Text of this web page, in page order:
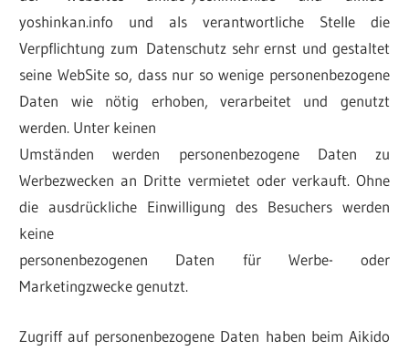
yoshinkan.info und als verantwortliche Stelle die
Verpflichtung zum Datenschutz sehr ernst und gestaltet
seine WebSite so, dass nur so wenige personenbezogene
Daten wie nötig erhoben, verarbeitet und genutzt
werden. Unter keinen
Umständen werden personenbezogene Daten zu
Werbezwecken an Dritte vermietet oder verkauft. Ohne
die ausdrückliche Einwilligung des Besuchers werden
keine
personenbezogenen Daten für Werbe- oder
Marketingzwecke genutzt.
Zugriff auf personenbezogene Daten haben beim Aikido